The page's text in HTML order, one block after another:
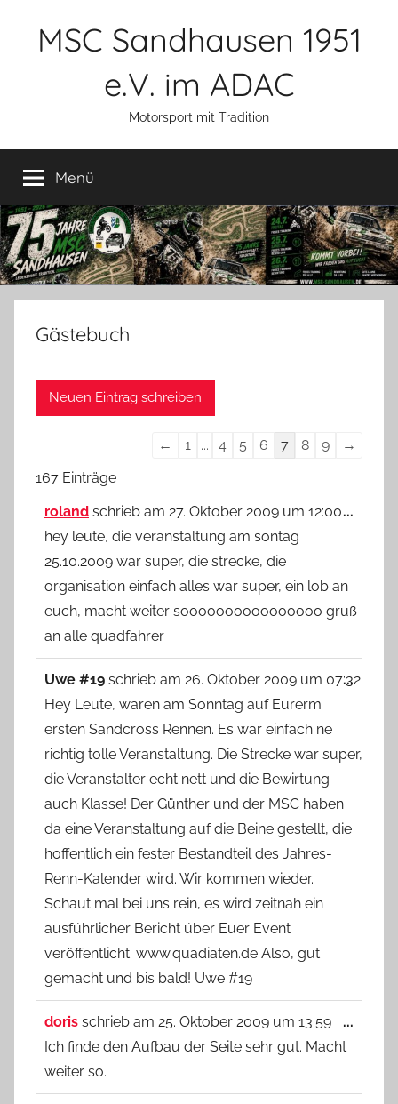
MSC Sandhausen 1951
e.V. im ADAC
Motorsport mit Tradition
Menü
Gästebuch
Navigation
← 1 ... 4 5 6 7 8 9
→
167 Einträge
roland schrieb am 27. Oktober 2009 um 12:00
hey leute, die veranstaltung am sontag
25.10.2009 war super, die strecke, die
organisation einfach alles war super, ein lob an
euch, macht weiter soooooooooooooooo gruß
an alle quadfahrer
...
Uwe #19 schrieb am 26. Oktober 2009 um 07:32
Hey Leute, waren am Sonntag auf Eurerm
ersten Sandcross Rennen. Es war einfach ne
richtig tolle Veranstaltung. Die Strecke war super,
die Veranstalter echt nett und die Bewirtung
auch Klasse! Der Günther und der MSC haben
da eine Veranstaltung auf die Beine gestellt, die
hoffentlich ein fester Bestandteil des Jahres-
Renn-Kalender wird. Wir kommen wieder.
Schaut mal bei uns rein, es wird zeitnah ein
ausführlicher Bericht über Euer Event
veröffentlicht: www.quadiaten.de Also, gut
gemacht und bis bald! Uwe #19
...Diese
doris schrieb am 25. Oktober 2009 um 13:59
Ich finde den Aufbau der Seite sehr gut. Macht
weiter so.
...